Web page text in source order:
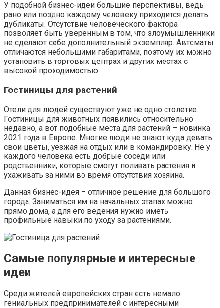
У подобной бизнес-идеи большие перспективы, ведь
рано или поздно каждому человеку приходится делать
дубликаты. Отсутствие человеческого фактора
позволяет быть уверенным в том, что злоумышленники
не сделают себе дополнительный экземпляр. Автоматы
отличаются небольшими габаритами, поэтому их можно
установить в торговых центрах и других местах с
высокой проходимостью.
Гостиницы для растений
Отели для людей существуют уже не одно столетие.
Гостиницы для животных появились относительно
недавно, а вот подобные места для растений – новинка
2021 года в Европе. Многие люди не знают куда девать
свои цветы, уезжая на отдых или в командировку. Не у
каждого человека есть добрые соседи или
родственники, которые смогут поливать растения и
ухаживать за ними во время отсутствия хозяина.
Данная бизнес-идея – отличное решение для большого
города. Заниматься им на начальных этапах можно
прямо дома, а для его ведения нужно иметь
профильные навыки по уходу за растениями.
Самые популярные и интересные
идеи
Среди жителей европейских стран есть немало
гениальных предпринимателей с интересными